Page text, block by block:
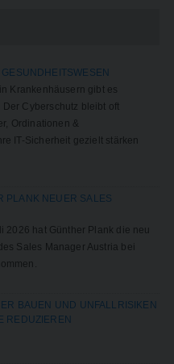
Krankenhäusern gibt es
Cyberschutz bleibt oft
Ordinationen &
IT-Sicherheit gezielt stärken
PLANK NEUER SALES
2026 hat Günther Plank die neu
Sales Manager Austria bei
BAUEN UND UNFALLRISIKEN
REDUZIEREN